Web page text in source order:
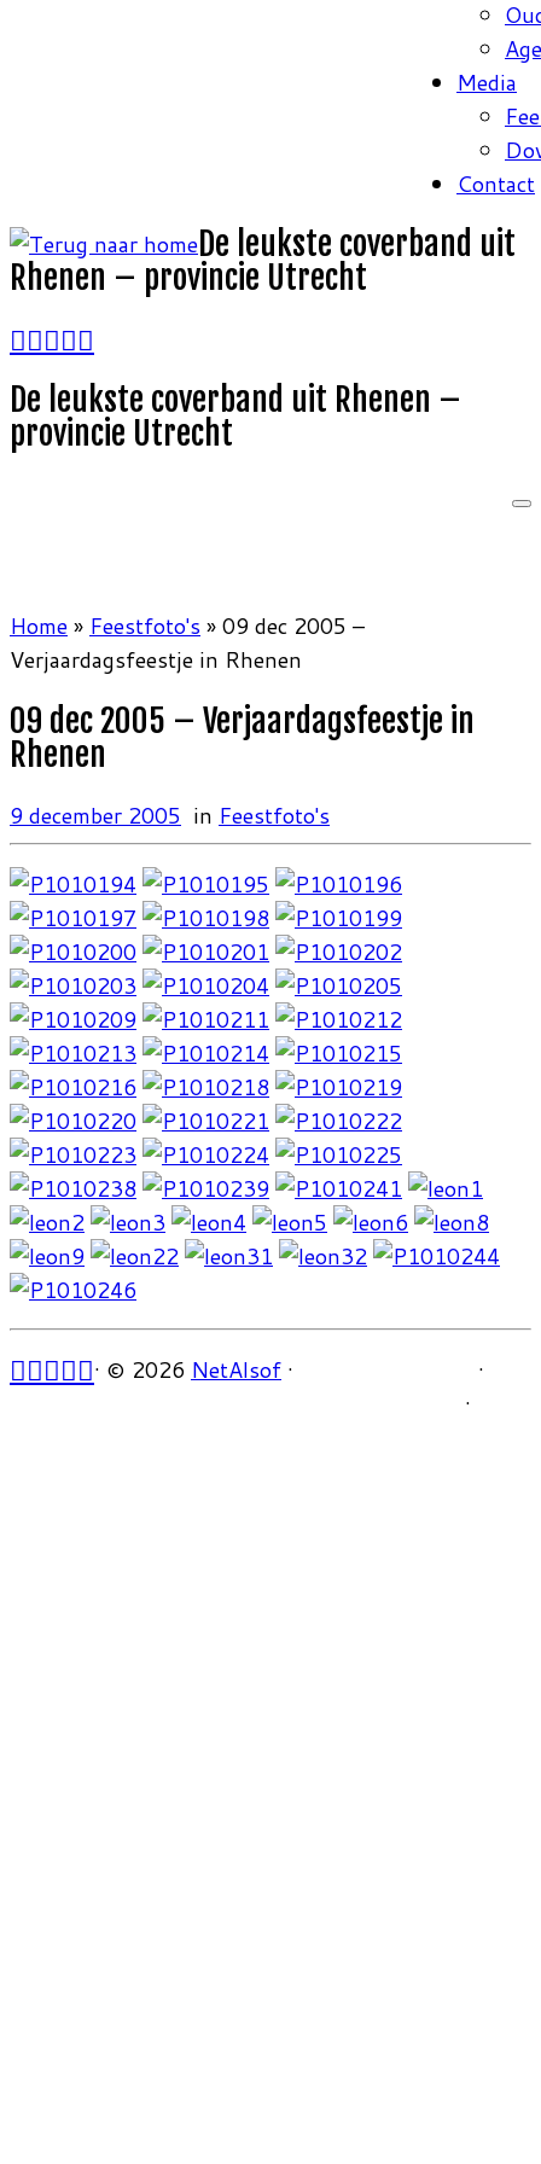
Media
Contact
De leukste coverband uit
Rhenen – provincie Utrecht
De leukste coverband uit Rhenen –
provincie Utrecht
Home» Feestfoto's »09 dec 2005 –
Verjaardagsfeestje in Rhenen
09 dec 2005 – Verjaardagsfeestje in
Rhenen
9 december 2005 in Feestfoto's
· © 2026 NetAlsof ·
·
·